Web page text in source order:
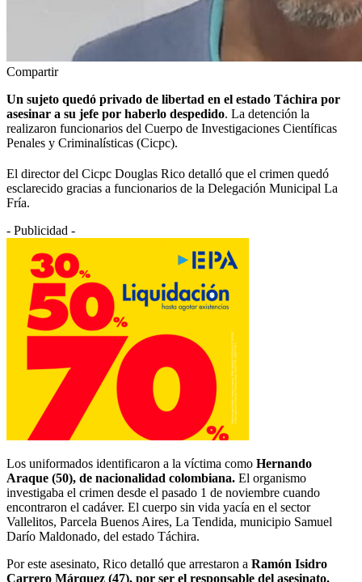
Compartir
Un sujeto quedó privado de libertad en el estado Táchira por
asesinar a su jefe por haberlo despedido. La detención la
realizaron funcionarios del Cuerpo de Investigaciones Científicas
Penales y Criminalísticas (Cicpc).
El director del Cicpc Douglas Rico detalló que el crimen quedó
esclarecido gracias a funcionarios de la Delegación Municipal La
Fría.
- Publicidad -
Los uniformados identificaron a la víctima como Hernando
Araque (50), de nacionalidad colombiana. El organismo
investigaba el crimen desde el pasado 1 de noviembre cuando
encontraron el cadáver. El cuerpo sin vida yacía en el sector
Vallelitos, Parcela Buenos Aires, La Tendida, municipio Samuel
Darío Maldonado, del estado Táchira.
Por este asesinato, Rico detalló que arrestaron a Ramón Isidro
Carrero Márquez (47), por ser el responsable del asesinato.